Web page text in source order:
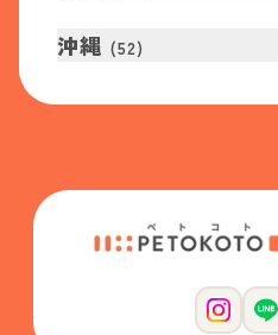
沖縄 (52)